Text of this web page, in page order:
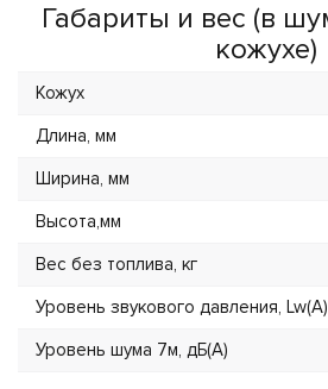
Габариты и вес (в
кожухе)
Кожух
Длина, мм
Ширина, мм
Высота,мм
Вес без топлива, кг
Уровень звукового давления, Lw(А)
Уровень шума 7м, дБ(А)